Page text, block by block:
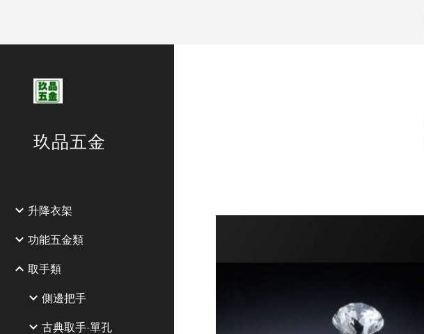
玖品五金
升降衣架
功能五金類
取手類
側邊把手
古典取手-單孔